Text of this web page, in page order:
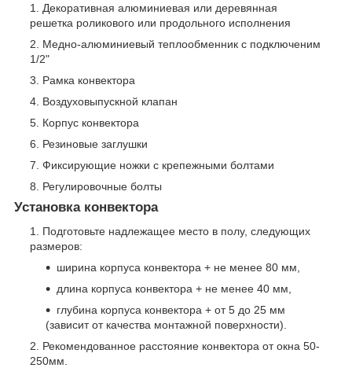
Декоративная алюминиевая или деревянная
решетка роликового или продольного исполнения
Медно-алюминиевый теплообменник с подключеним
1/2"
Рамка конвектора
Воздуховыпускной клапан
Корпус конвектора
Резиновые заглушки
Фиксирующие ножки с крепежными болтами
Регулировочные болты
Установка конвектора
Подготовьте надлежащее место в полу, следующих
размеров:
ширина корпуса конвектора + не менее 80 мм,
длина корпуса конвектора + не менее 40 мм,
глубина корпуса конвектора + от 5 до 25 мм
(зависит от качества монтажной поверхности).
Рекомендованное расстояние конвектора от окна 50-
250мм.